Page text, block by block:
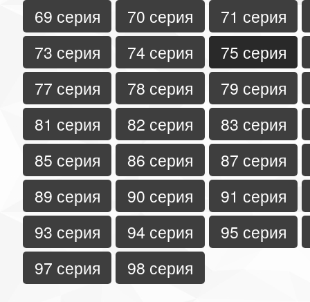
69 серия
70 серия
71 серия
73 серия
74 серия
75 серия
77 серия
78 серия
79 серия
81 серия
82 серия
83 серия
85 серия
86 серия
87 серия
89 серия
90 серия
91 серия
93 серия
94 серия
95 серия
97 серия
98 серия